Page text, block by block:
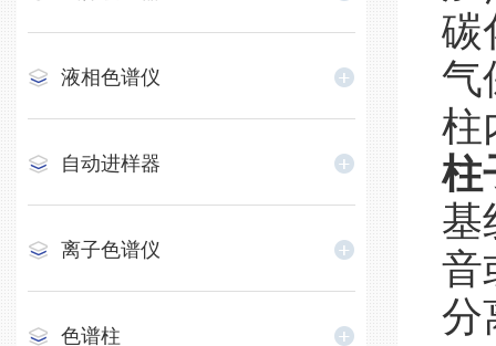
液相色谱仪
自动进样器
离子色谱仪
色谱柱
碳
气
柱
柱
基
音
分